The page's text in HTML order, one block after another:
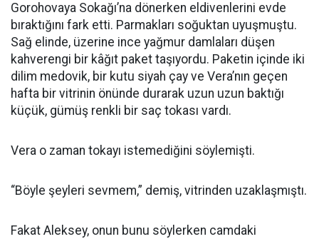
Gorohovaya Sokağı’na dönerken eldivenlerini evde
bıraktığını fark etti. Parmakları soğuktan uyuşmuştu.
Sağ elinde, üzerine ince yağmur damlaları düşen
kahverengi bir kâğıt paket taşıyordu. Paketin içinde iki
dilim medovik, bir kutu siyah çay ve Vera’nın geçen
hafta bir vitrinin önünde durarak uzun uzun baktığı
küçük, gümüş renkli bir saç tokası vardı.
Vera o zaman tokayı istemediğini söylemişti.
“Böyle şeyleri sevmem,” demiş, vitrinden uzaklaşmıştı.
Fakat Aleksey, onun bunu söylerken camdaki